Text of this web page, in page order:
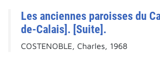
Les anciennes paroisses du
de-Calais]. [Suite].
COSTENOBLE, Charles, 1968